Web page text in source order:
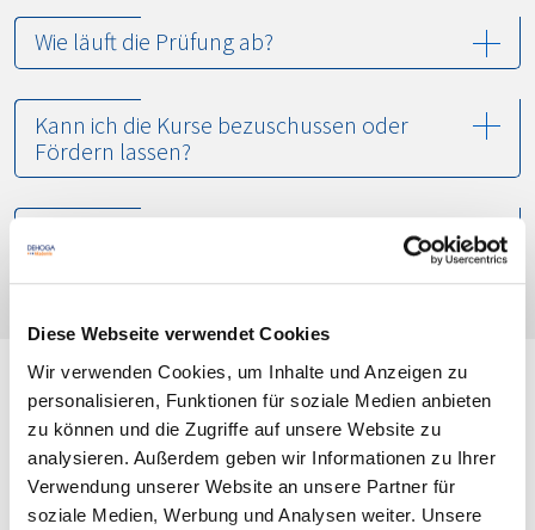
Diese Webseite verwendet Cookies
Wir verwenden Cookies, um Inhalte und Anzeigen zu
personalisieren, Funktionen für soziale Medien anbieten
zu können und die Zugriffe auf unsere Website zu
analysieren. Außerdem geben wir Informationen zu Ihrer
Verwendung unserer Website an unsere Partner für
soziale Medien, Werbung und Analysen weiter. Unsere
Wie läuft die Prüfung ab?
Kann ich die Kurse bezuschussen oder
Fördern lassen?
In­hou­se-Trainings
Was ist ein Inhouse-Training?